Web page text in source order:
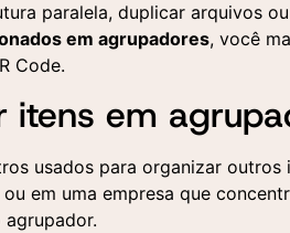
paralela, duplicar arquivos
em agrupadores, você
Code.
em
usados para organizar
em uma empresa que